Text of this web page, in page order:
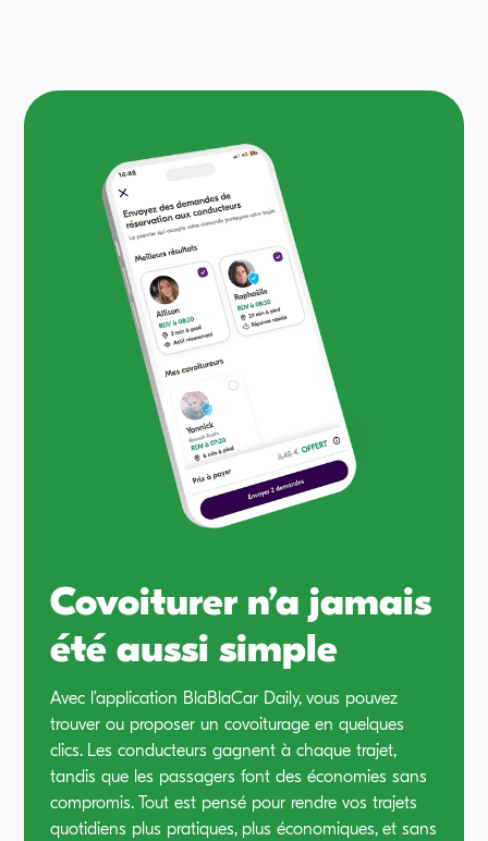
Covoiturer n’a jamais
été aussi simple
Avec l’application BlaBlaCar Daily, vous pouvez
trouver ou proposer un covoiturage en quelques
clics. Les conducteurs gagnent à chaque trajet,
tandis que les passagers font des économies sans
compromis. Tout est pensé pour rendre vos trajets
quotidiens plus pratiques, plus économiques, et sans